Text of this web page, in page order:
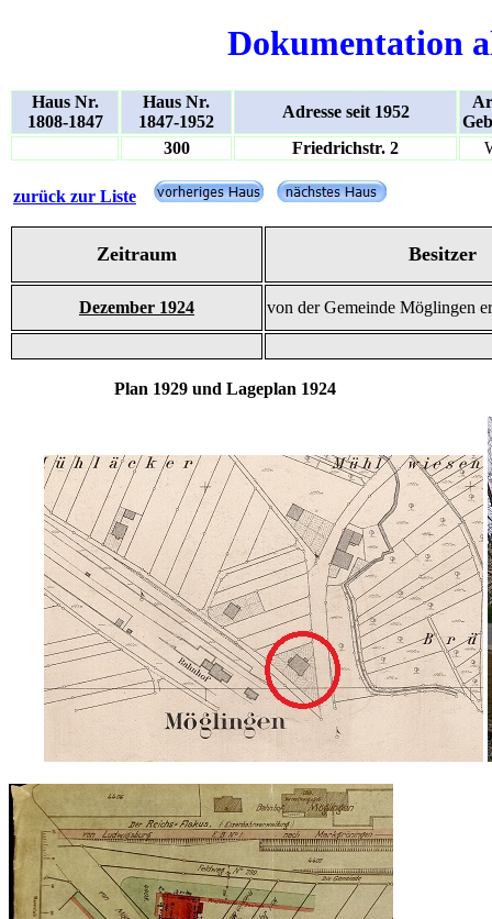
Dokumentation
Haus Nr.
1808-1847
Haus Nr.
1847-1952
Adresse seit 1952
300
Friedrichstr. 2
zurück zur Liste
Zeitraum Besitzer
Dezember 1924 von der Gemeinde Möglingen
Plan 1929 und Lageplan 1924